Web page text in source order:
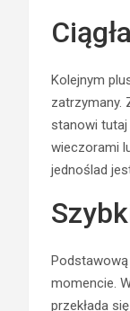
Kolejnym
zatrzymany.
stanowi tutaj
wieczorami
jednoślad
momencie.
przekłada